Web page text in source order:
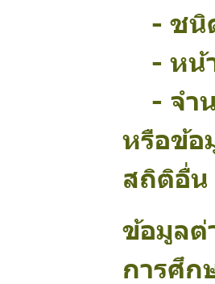
- ชนิด
- หน้า
- จำน
หรือข้อ
สถิติอื่น
ข้อมูลต่
การศึก